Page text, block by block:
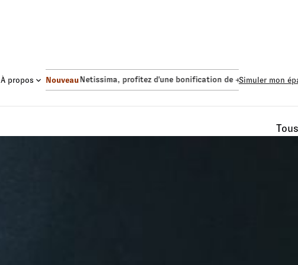
À propos Nouveau
Fonds Euro Netissima, profitez d'une bonification de +1,50%. Fonds
Simuler mon
Tous